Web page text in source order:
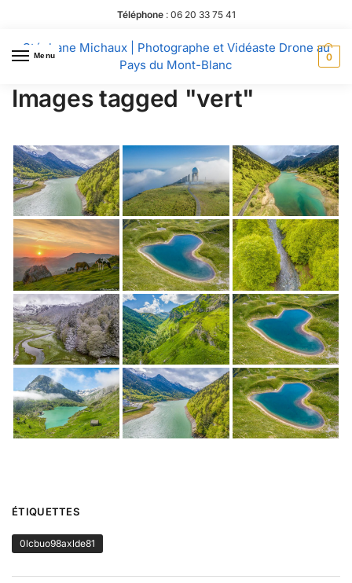
Téléphone: 06 20 33 75 41
Menu
Stéphane Michaux | Photographe et Vidéaste Drone au
Pays du Mont-Blanc
0
Images tagged "vert"
ÉTIQUETTES
0lcbuo98axlde81